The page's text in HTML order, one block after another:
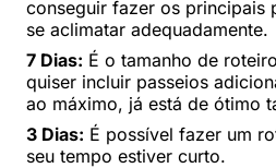
conseguir fazer os principais
se aclimatar adequadamente.
7 Dias: É o tamanho de
quiser incluir passeios
ao máximo, já está de ótimo
3 Dias: É possível fazer um
seu tempo estiver curto.